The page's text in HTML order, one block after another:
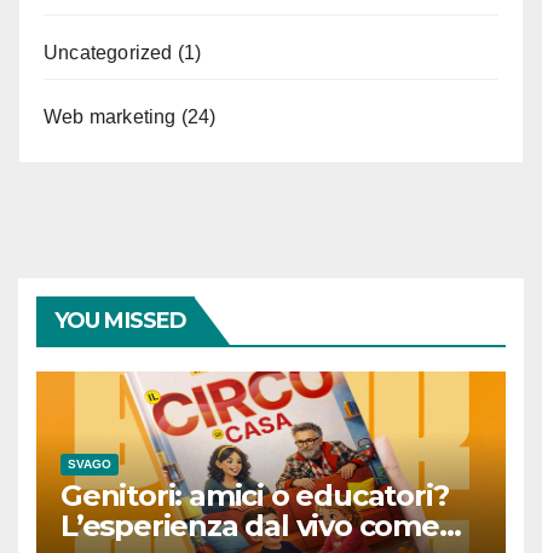
Uncategorized (1)
Web marketing (24)
YOU MISSED
SVAGO
Genitori: amici o educatori?
L’esperienza dal vivo come